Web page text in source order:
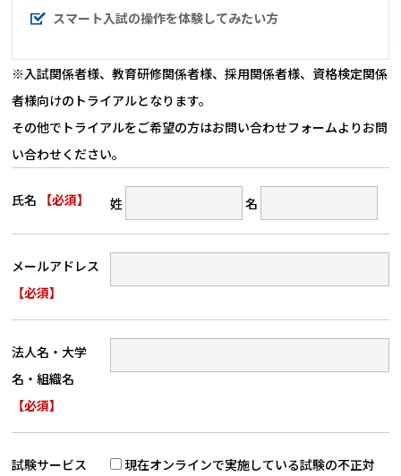
スマート入試の操作を体験してみたい方
※入試関係者様、教育研修関係者様、採用関係者様、資格検定関係
者様向けのトライアルとなります。
その他でトライアルをご希望の方はお問い合わせフォームよりお問
い合わせください。
氏名 【必須】 姓 名
メールアドレス
【必須】
法人名・大学
名・組織名
【必須】
試験サービス
現在オンラインで実施している試験の不正対